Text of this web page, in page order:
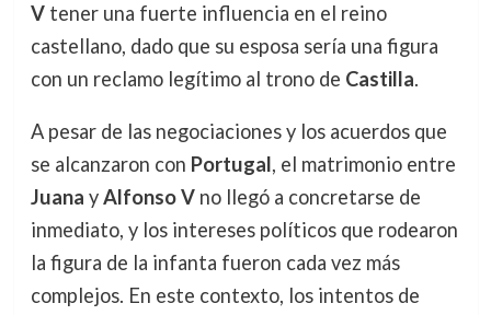
Vtener una fuerte influencia en el reino
castellano, dado que su esposa sería una figura
con un reclamo legítimo al trono de Castilla.
A pesar de las negociaciones y los acuerdos que
se alcanzaron con Portugal, el matrimonio entre
Juana yAlfonso Vno llegó a concretarse de
inmediato, y los intereses políticos que rodearon
la figura de la infanta fueron cada vez más
complejos. En este contexto, los intentos de